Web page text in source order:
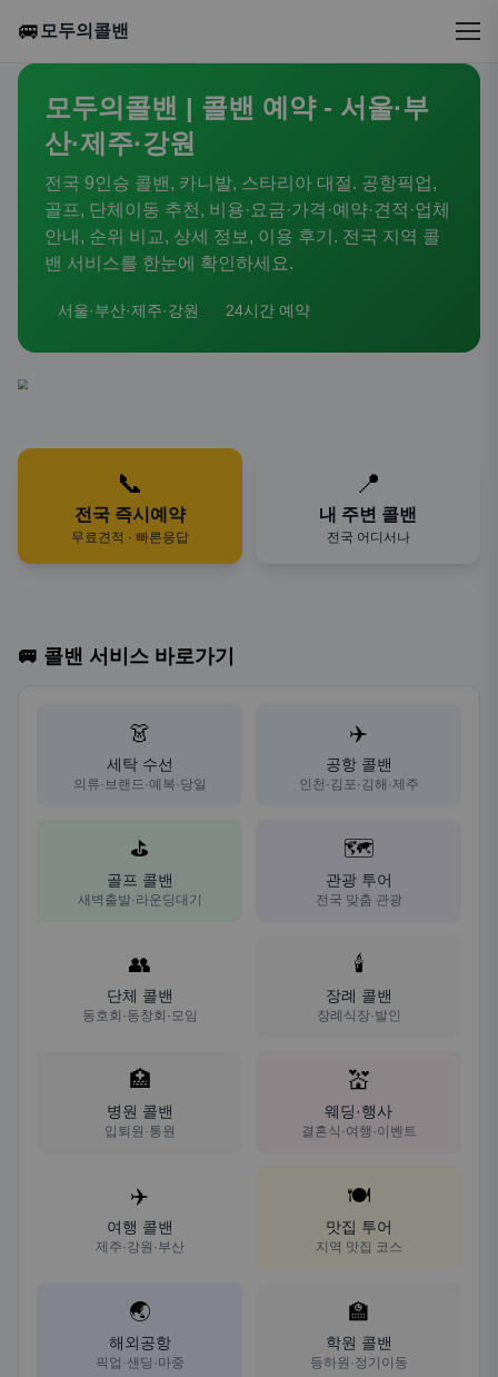
🚐 모두의콜밴
모두의콜밴 | 콜밴 예약 - 서울·부
산·제주·강원
전국 9인승 콜밴, 카니발, 스타리아 대절. 공항픽업,
골프, 단체이동 추천, 비용·요금·가격·예약·견적·업체
안내, 순위 비교, 상세 정보, 이용 후기. 전국 지역 콜
밴 서비스를 한눈에 확인하세요.
서울·부산·제주·강원 24시간 예약
📞
전국 즉시예약
무료견적 · 빠른응답
📍
내 주변 콜밴
전국 어디서나
🚐 콜밴 서비스 바로가기
👗
세탁 수선
의류·브랜드·예복·당일
✈️
공항 콜밴
인천·김포·김해·제주
⛳
골프 콜밴
새벽출발·라운딩대기
🗺️
관광 투어
전국 맞춤 관광
👥
단체 콜밴
동호회·동창회·모임
🕯️
장례 콜밴
장례식장·발인
🏥
병원 콜밴
입퇴원·통원
💒
웨딩·행사
결혼식·여행·이벤트
✈️
여행 콜밴
제주·강원·부산
🍽️
맛집 투어
지역 맛집 코스
🌏
해외공항
픽업·샌딩·마중
🏫
학원 콜밴
등하원·정기이동